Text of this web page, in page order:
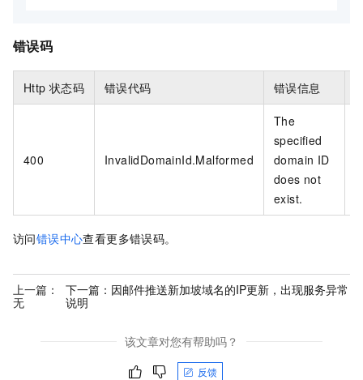
错误码
Http 状态码 错误代码 错误信息
400 InvalidDomainId.Malformed
The
specified
domain ID
does not
exist.
访问错误中心查看更多错误码。
上一篇：
无
下一篇： 因邮件推送新加坡域名的IP更新，出现服务异常
说明
该文章对您有帮助吗？
反馈